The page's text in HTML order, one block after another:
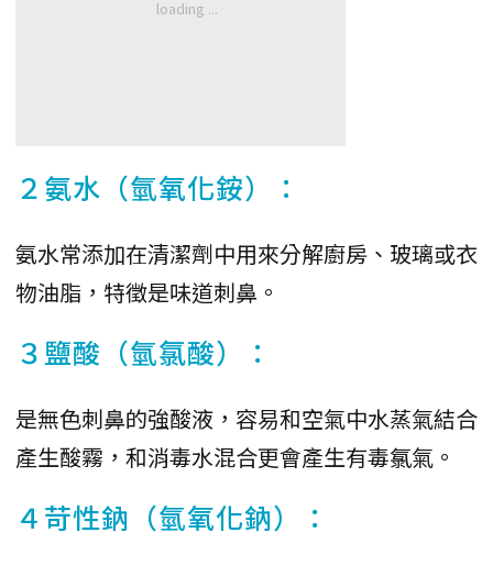
２氨水（氫氧化銨）：
氨水常添加在清潔劑中用來分解廚房、玻璃或衣
物油脂，特徵是味道刺鼻。
３鹽酸（氫氯酸）：
是無色刺鼻的強酸液，容易和空氣中水蒸氣結合
產生酸霧，和消毒水混合更會產生有毒氯氣。
４苛性鈉（氫氧化鈉）：